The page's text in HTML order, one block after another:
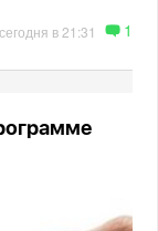
сегодня в 21:31 1